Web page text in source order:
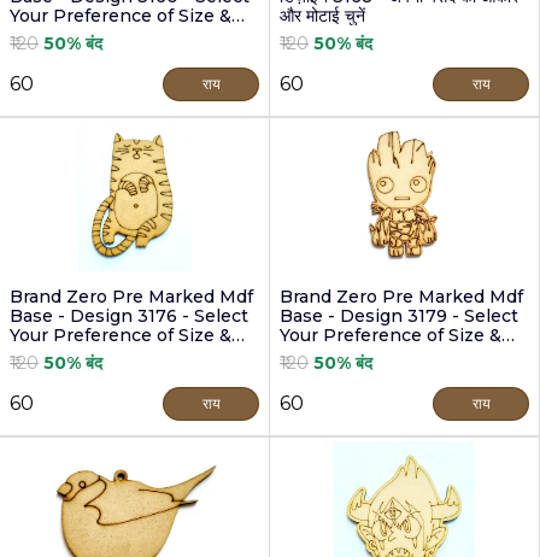
Your Preference of Size &
Thickness
₹120 50% बंद
₹60 राय
और मोटाई चुनें
₹120 50% बंद
₹60 राय
Brand Zero Pre Marked Mdf
Base - Design 3176 - Select
Your Preference of Size &
Thickness
₹120 50% बंद
₹60 राय
Brand Zero Pre Marked Mdf
Base - Design 3179 - Select
Your Preference of Size &
Thickness
₹120 50% बंद
₹60 राय